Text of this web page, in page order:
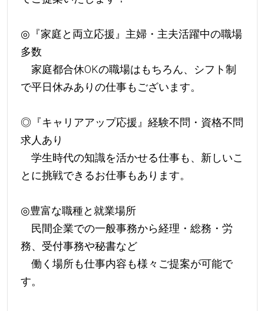
◎『家庭と両立応援』主婦・主夫活躍中の職場
多数
家庭都合休OKの職場はもちろん、シフト制
で平日休みありの仕事もございます。
◎『キャリアアップ応援』経験不問・資格不問
求人あり
学生時代の知識を活かせる仕事も、新しいこ
とに挑戦できるお仕事もあります。
◎豊富な職種と就業場所
民間企業での一般事務から経理・総務・労
務、受付事務や秘書など
働く場所も仕事内容も様々ご提案が可能で
す。